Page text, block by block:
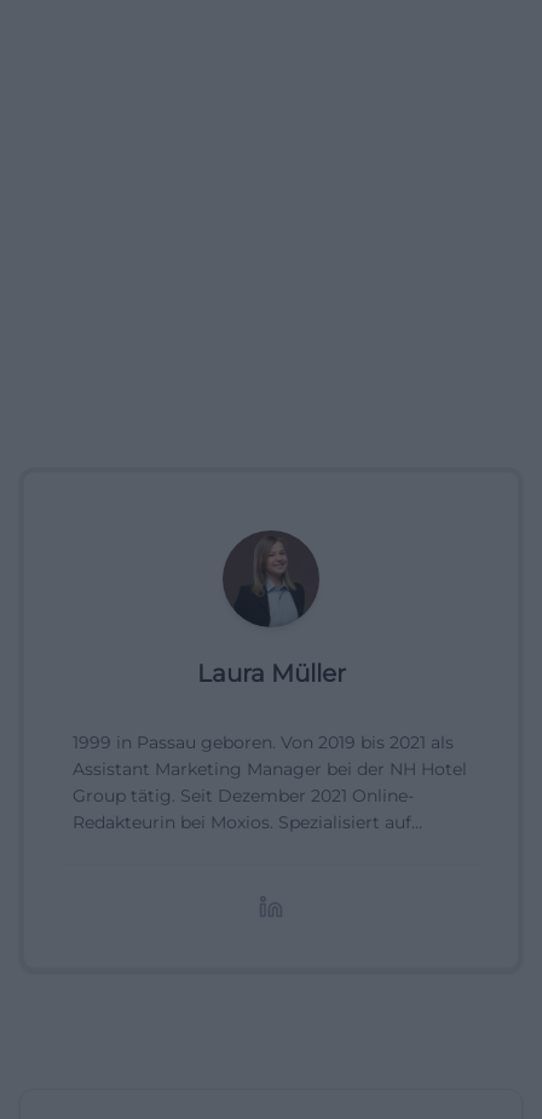
Laura Müller
1999 in Passau geboren. Von 2019 bis 2021 als
Assistant Marketing Manager bei der NH Hotel
Group tätig. Seit Dezember 2021 Online-
Redakteurin bei Moxios. Spezialisiert auf